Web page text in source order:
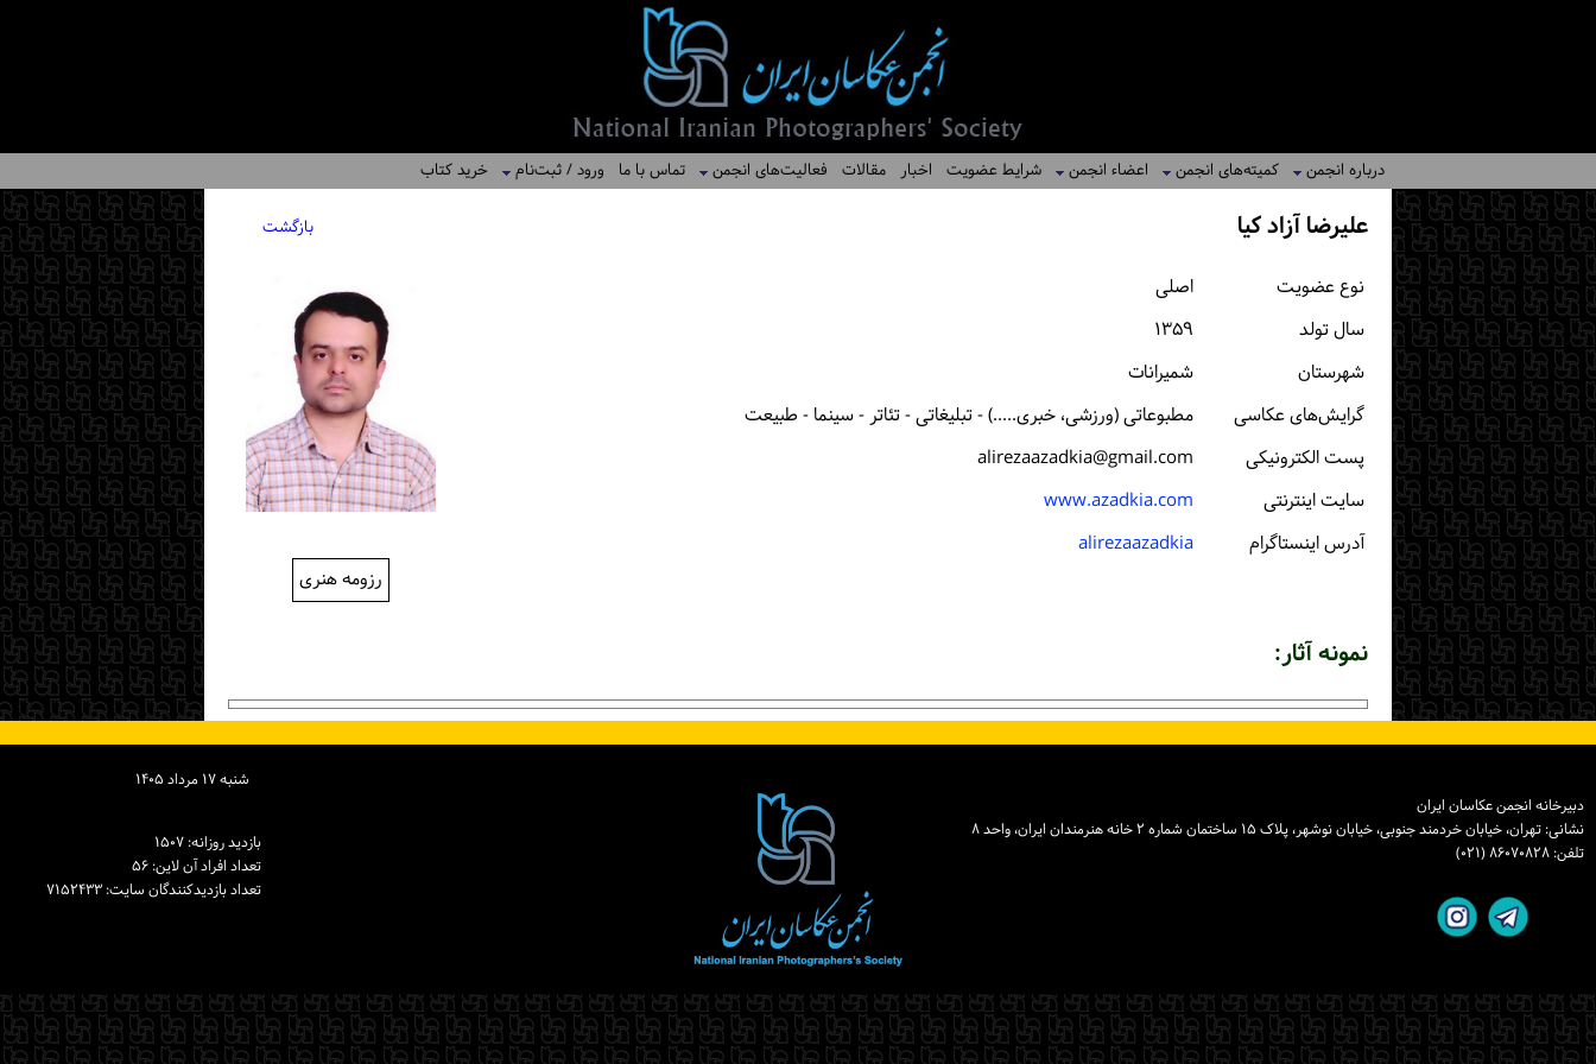
درباره انجمن کمیته‌های انجمن اعضاء انجمن شرایط عضویت اخبار مقالات فعالیت‌های انجمن تماس با ما ورود / ثبت‌نام خرید کتاب
علیرضا آزاد کیا بازگشت
رزومه هنری
نوع عضویت
اصلی
سال تولد
۱۳۵۹
شهرستان
شمیرانات
گرایش‌های عکاسی
مطبوعاتی (ورزشی، خبری.....) - تبلیغاتی - تئاتر - سینما - طبیعت
پست الكترونیكی
alirezaazadkia@gmail.com
سایت اینترنتی
www.azadkia.com
آدرس اینستاگرام
alirezaazadkia
نمونه آثار:
شنبه ۱۷ مرداد ۱۴۰۵
بازدید روزانه: ۱۵۰۷
تعداد افراد آن لاین: ۵۶
تعداد بازدیدكنندگان سایت: ۷۱۵۲۴۳۳
دبیرخانه انجمن عکاسان ایران
نشانی: تهران، خیابان خردمند جنوبی، خیابان نوشهر، پلاک ۱۵ ساختمان شماره ۲ خانه هنرمندان ایران، واحد ۸
تلفن: ۸۶۰۷۰۸۲۸ (۰۲۱)